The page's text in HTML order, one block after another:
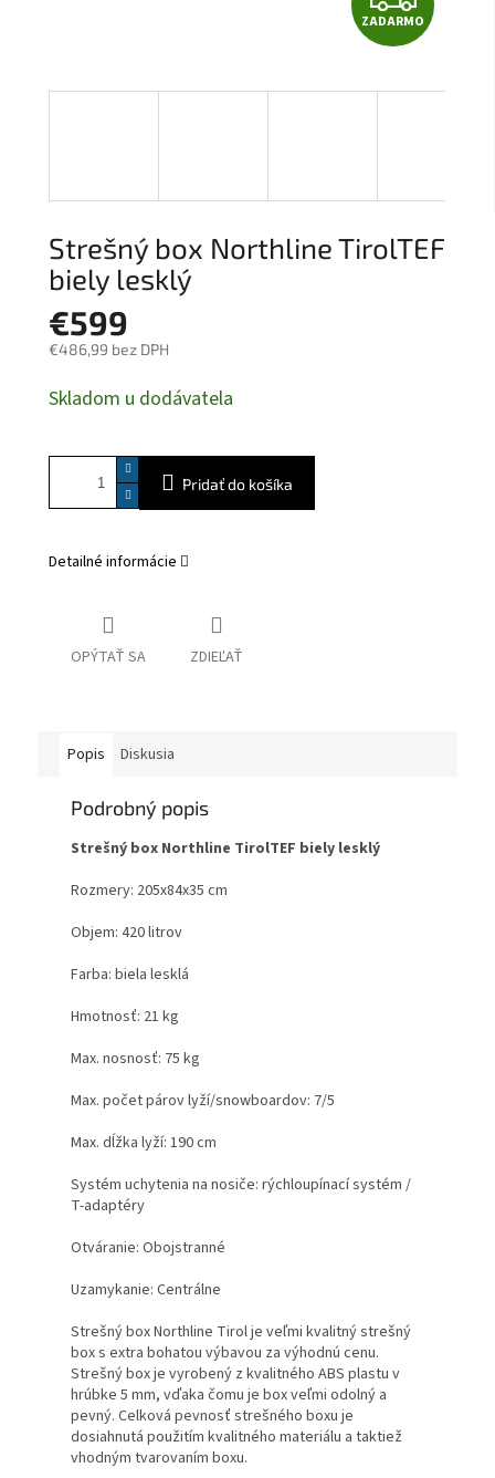
A
D
M
ZADARMO
Strešný box Northline TirolTEF
biely lesklý
€599
€486,99 bez DPH
cena:
Skladom u dodávatela
Pridať do košíka
Detailné informácie
OPÝTAŤ SA ZDIEĽAŤ
Popis Diskusia
Podrobný popis
Strešný box Northline TirolTEF biely lesklý
Rozmery: 205x84x35 cm
Objem: 420 litrov
Farba: biela lesklá
Hmotnosť: 21 kg
Max. nosnosť: 75 kg
Max. počet párov lyží/snowboardov: 7/5
Max. dĺžka lyží: 190 cm
Systém uchytenia na nosiče: rýchloupínací systém /
T-adaptéry
Otváranie: Obojstranné
Uzamykanie: Centrálne
Strešný box Northline Tirol je veľmi kvalitný strešný
box s extra bohatou výbavou za výhodnú cenu.
Strešný box je vyrobený z kvalitného ABS plastu v
hrúbke 5 mm, vďaka čomu je box veľmi odolný a
pevný. Celková pevnosť strešného boxu je
dosiahnutá použitím kvalitného materiálu a taktiež
vhodným tvarovaním boxu.